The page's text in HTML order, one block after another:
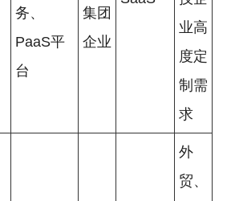
务、
PaaS平
台
集团
企业
业高
度定
制需
求
外
贸、